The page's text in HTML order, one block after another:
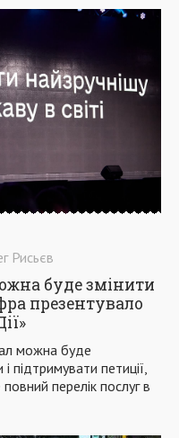
Рисьєв
буде змінити
презентувало
можна буде
підтримувати петиції,
перелік послуг в